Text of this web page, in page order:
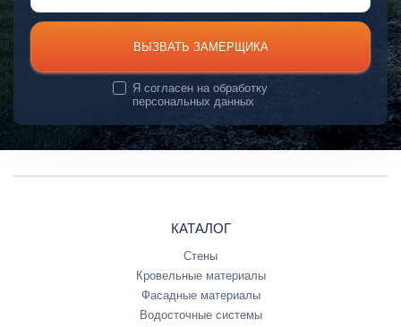
ВЫЗВАТЬ ЗАМЕРЩИКА
Я согласен наобработку
персональных данных
КАТАЛОГ
Стены
Кровельные материалы
Фасадные материалы
Водосточные системы